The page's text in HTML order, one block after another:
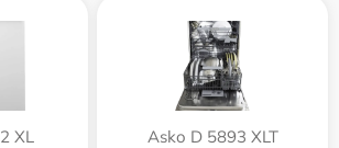
XL Asko D 5893 XLT